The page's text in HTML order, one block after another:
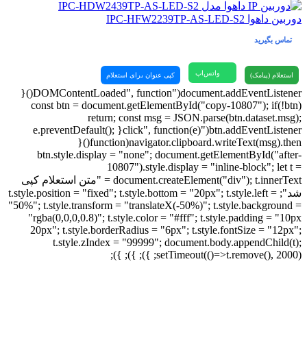
دوربین داهوا IPC-HFW2239TP-AS-LED-S2
تماس بگیرید
استعلام (پیامک) واتس‌اپ کپی عنوان برای استعلام
document.addEventListener("DOMContentLoaded", function(){
const btn = document.getElementById("copy-10807"); if(!btn)
return; const msg = JSON.parse(btn.dataset.msg);
btn.addEventListener("click", function(e){ e.preventDefault();
navigator.clipboard.writeText(msg).then(function(){
btn.style.display = "none"; document.getElementById("after-
10807").style.display = "inline-block"; let t =
document.createElement("div"); t.innerText = "متن استعلام کپی
شد"; t.style.position = "fixed"; t.style.bottom = "20px"; t.style.left =
"50%"; t.style.transform = "translateX(-50%)"; t.style.background =
"rgba(0,0,0,0.8)"; t.style.color = "#fff"; t.style.padding = "10px
20px"; t.style.borderRadius = "6px"; t.style.fontSize = "12px";
t.style.zIndex = "99999"; document.body.appendChild(t);
setTimeout(()=>t.remove(), 2000); }); }); });